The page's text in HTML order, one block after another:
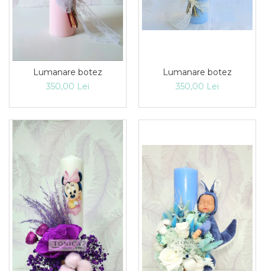
Lumanare botez
350,00 Lei
Lumanare botez
350,00 Lei